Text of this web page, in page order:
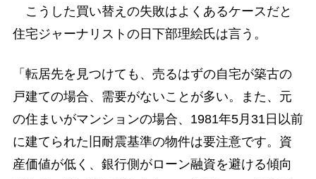
こうした買い替えの失敗はよくあるケースだと
住宅ジャーナリストの日下部理絵氏は言う。
「転居先を見つけても、売るはずの自宅が築古の
戸建ての場合、需要がないことが多い。また、元
の住まいがマンションの場合、1981年5月31日以前
に建てられた旧耐震基準の物件は要注意です。資
産価値が低く、銀行側がローン融資を避ける傾向